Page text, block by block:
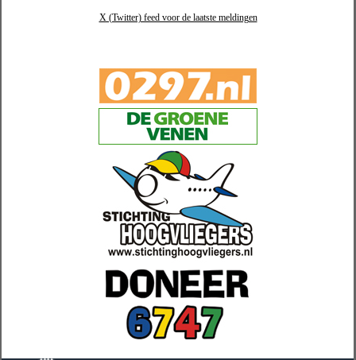
X (Twitter) feed voor de laatste meldingen